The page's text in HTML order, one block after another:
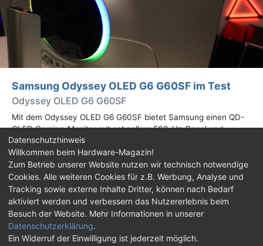
Samsung Odyssey OLED G6 G60SF im Test
Odyssey OLED G6 G60SF
Mit dem Odyssey OLED G6 G60SF bietet Samsung einen QD-
OLED Gaming-Monitor mit schnellem 500-Hz-Panel und
WQHD-Auflösung an. Wir haben den 27 Zoll großen Monitor auf
Herz und Nieren geprüft.
Impressum| Kontakt |Jobs |Datenschutz |
Consent‑Einstellungen |Haftungsausschluss
Feed Facebook
Twitch
Discord
Datenschutzhinweis
Willkommen beim Hardware-Magazin!
Zum Betrieb unserer Website nutzen wir technisch notwendige
Cookies. Alle weiteren Cookies für z.B. Werbung, Analyse und
Tracking sowie externe Inhalte Dritter, können nach Bedarf
aktiviert werden und verbessern das Nutzererlebnis beim
Besuch der Website. Mehr Informationen in unserer
Datenschutzerklärung.
Ein Widerruf der Einwilligung ist jederzeit möglich.